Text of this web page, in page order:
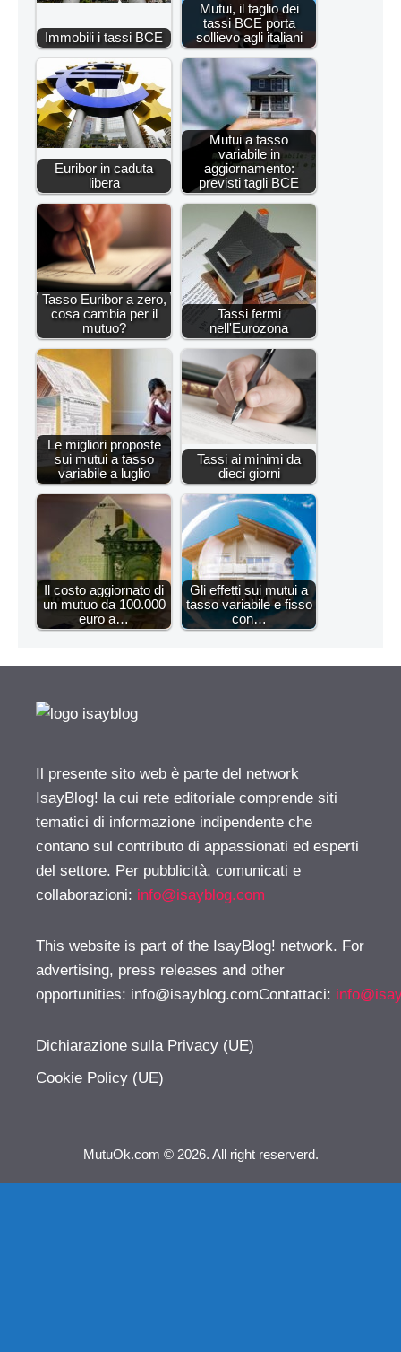
Immobili i tassi BCE
Mutui, il taglio dei
tassi BCE porta
sollievo agli italiani
Euribor in caduta
libera
Mutui a tasso
variabile in
aggiornamento:
previsti tagli BCE
Tasso Euribor a zero,
cosa cambia per il
mutuo?
Tassi fermi
nell'Eurozona
Le migliori proposte
sui mutui a tasso
variabile a luglio
Tassi ai minimi da
dieci giorni
Il costo aggiornato di
un mutuo da 100.000
euro a…
Gli effetti sui mutui a
tasso variabile e fisso
con…
Il presente sito web è parte del network
IsayBlog! la cui rete editoriale comprende siti
tematici di informazione indipendente che
contano sul contributo di appassionati ed esperti
del settore. Per pubblicità, comunicati e
collaborazioni: info@isayblog.com
This website is part of the IsayBlog! network. For
advertising, press releases and other
opportunities: info@isayblog.comContattaci:
Dichiarazione sulla Privacy (UE)
Cookie Policy (UE)
MutuOk.com © 2026. All right reserverd.